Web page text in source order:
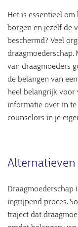
Het is essentieel
borgen en jezelf de
beschermd? Veel
draagmoederschap.
van draagmoeders
de belangen van
heel belangrijk
informatie over in te
counselors in je
Alternatieven
Draagmoederschap
ingrijpend proces.
traject dat